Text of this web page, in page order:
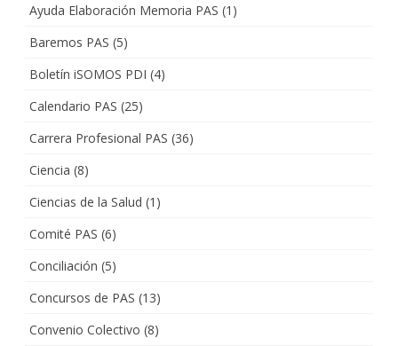
Ayuda Elaboración Memoria PAS (1)
Baremos PAS (5)
Boletín iSOMOS PDI (4)
Calendario PAS (25)
Carrera Profesional PAS (36)
Ciencia (8)
Ciencias de la Salud (1)
Comité PAS (6)
Conciliación (5)
Concursos de PAS (13)
Convenio Colectivo (8)